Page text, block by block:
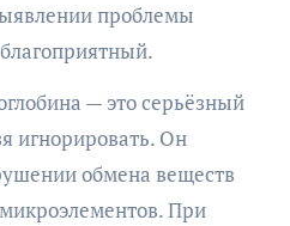
проблемы
— это серьёзный
игнорировать. Он
обмена веществ
При